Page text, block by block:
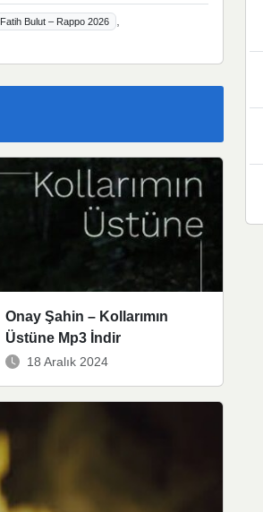
Fatih Bulut – Rappo 2026
Onay Şahin – Kollarımın
Üstüne Mp3 İndir
18 Aralık 2024